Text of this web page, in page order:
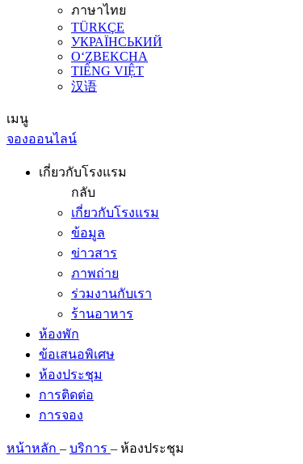
ภาษาไทย
TÜRKÇE
УКРАЇНСЬКИЙ
O‘ZBEKCHA
TIẾNG VIỆT
汉语
เมนู
จองออนไลน์
เกี่ยวกับโรงแรม
กลับ
เกี่ยวกับโรงแรม
ข้อมูล
ข่าวสาร
ภาพถ่าย
ร่วมงานกับเรา
ร้านอาหาร
ห้องพัก
ข้อเสนอพิเศษ
ห้องประชุม
การติดต่อ
การจอง
หน้าหลัก – บริการ – ห้องประชุม